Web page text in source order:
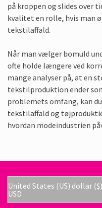
på kroppen og slides over
kvalitet en rolle, hvis man
tekstilaffald.
Når man vælger bomuld
ofte holde længere ved
mange analyser på, at en
tekstilproduktion ender
problemets omfang, kan
tekstilaffald og
hvordan modeindustrien
United States (US) dollar
USD